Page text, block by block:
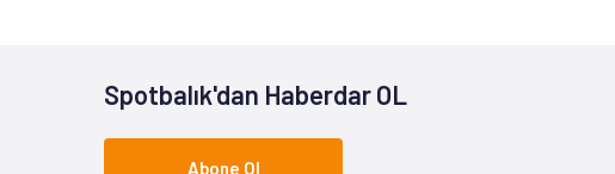
Spotbalık'dan Haberdar OL
Abone Ol